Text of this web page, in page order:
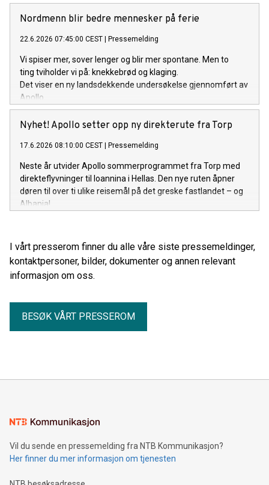
Nordmenn blir bedre mennesker på ferie
22.6.2026 07:45:00 CEST Pressemelding
Vi spiser mer, sover lenger og blir mer spontane. Men to
ting tviholder vi på: knekkebrød og klaging.
Det viser en ny landsdekkende undersøkelse gjennomført av
Apollo.
Nyhet! Apollo setter opp ny direkterute fra Torp
17.6.2026 08:10:00 CEST Pressemelding
Neste år utvider Apollo sommerprogrammet fra Torp med
direkteflyvninger til Ioannina i Hellas. Den nye ruten åpner
døren til over ti ulike reisemål på det greske fastlandet – og
Albania!
I vårt presserom finner du alle våre siste pressemeldinger,
kontaktpersoner, bilder, dokumenter og annen relevant
informasjon om oss.
BESØK VÅRT PRESSEROM
Vil du sende en pressemelding fra NTB Kommunikasjon?
Her finner du mer informasjon om tjenesten